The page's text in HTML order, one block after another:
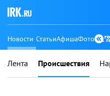
Новости СтатьиАфишаФото
Лента Происшествия